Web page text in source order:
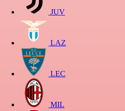
JUV
LAZ
LEC
MIL